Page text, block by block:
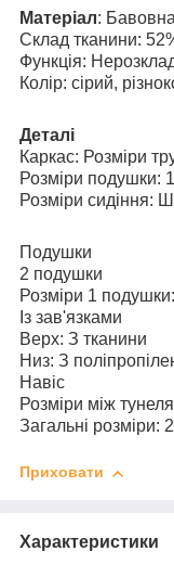
Матеріал:
Склад тканини:
Функція:
Колір: сірий,
Деталі
Каркас: Розміри
Розміри подушки:
Розміри сидіння:
Подушки
2 подушки
Розміри 1
Із зав'язками
Верх: З тканини
Низ: З
Навіс
Розміри між
Загальні розміри:
Приховати
Характеристики